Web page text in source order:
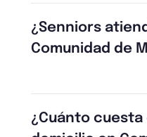
¿Senniors
Comunidad de
¿Cuánto cuesta